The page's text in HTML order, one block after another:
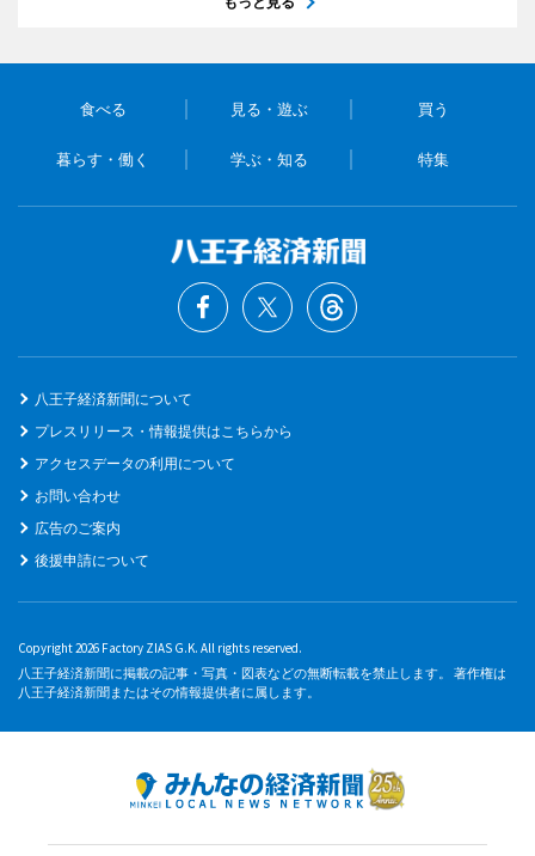
食べる 見る・遊ぶ 買う
暮らす・働く 学ぶ・知る 特集
八王子経済新聞について
プレスリリース・情報提供はこちらから
アクセスデータの利用について
お問い合わせ
広告のご案内
後援申請について
Copyright 2026 Factory ZIAS G.K. All rights reserved.
八王子経済新聞に掲載の記事・写真・図表などの無断転載を禁止します。 著作権は
八王子経済新聞またはその情報提供者に属します。